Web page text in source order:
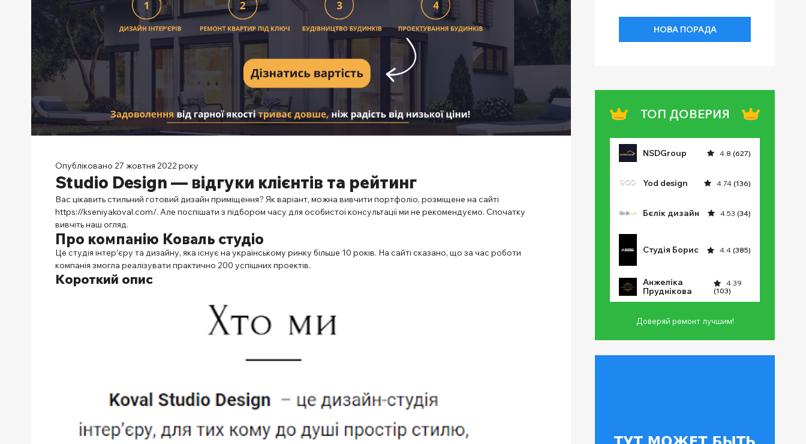
Опубліковано 27 жовтня 2022 року
Studio Design — відгуки клієнтів та рейтинг
Вас цікавить стильний готовий дизайн приміщення? Як варіант, можна вивчити портфоліо, розміщене на сайті
https://kseniyakoval.com/. Але поспішати з підбором часу для особистої консультації ми не рекомендуємо. Спочатку
вивчіть наш огляд.
Про компанію Коваль студіо
Це студія інтер’єру та дизайну, яка існує на українському ринку більше 10 років. На сайті сказано, що за час роботи
компанія змогла реалізувати практично 200 успішних проектів.
Короткий опис
НОВА ПОРАДА
ТОП ДОВЕРИЯ
NSDGroup 4.8 (627)
Yod design 4.74 (136)
Бєлік дизайн 4.53 (34)
Студія Борис 4.4 (385)
Анжеліка
Пруднікова
4.39
(103)
Доверяй ремонт лучшим!